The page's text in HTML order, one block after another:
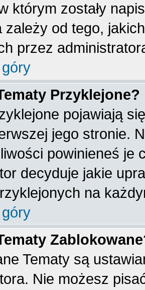
którym zostały
zależy od tego,
przez
Przyklejone?
pojawiają
jego stronie.
powinieneś je
decyduje jakie
na
Tematy są
Nie możesz